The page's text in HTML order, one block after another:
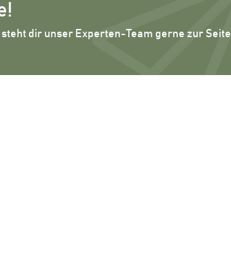
dir unser Experten-Team gerne zur Seite